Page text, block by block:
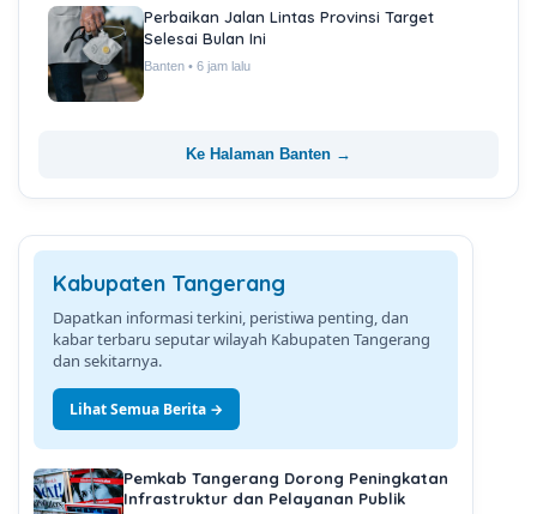
Perbaikan Jalan Lintas Provinsi Target
Selesai Bulan Ini
Banten • 6 jam lalu
Ke Halaman Banten →
Kabupaten Tangerang
Dapatkan informasi terkini, peristiwa penting, dan
kabar terbaru seputar wilayah Kabupaten Tangerang
dan sekitarnya.
Lihat Semua Berita →
Pemkab Tangerang Dorong Peningkatan
Infrastruktur dan Pelayanan Publik